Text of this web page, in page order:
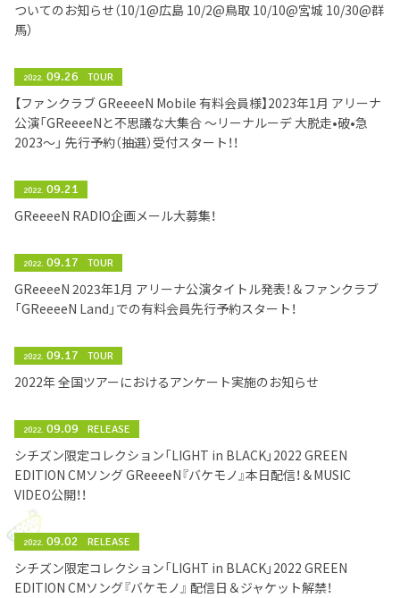
ついてのお知らせ（10/1@広島 10/2@鳥取 10/10@宮城 10/30@群
馬）
2022. 09.26 TOUR
【ファンクラブ GReeeeN Mobile 有料会員様】2023年1月 アリーナ
公演「GReeeeNと不思議な大集合 〜リーナルーデ 大脱走•破•急
2023〜」 先行予約（抽選）受付スタート！！
2022. 09.21
GReeeeN RADIO企画メール大募集！
2022. 09.17 TOUR
GReeeeN 2023年1月 アリーナ公演タイトル発表！＆ファンクラブ
「GReeeeN Land」での有料会員先行予約スタート！
2022. 09.17 TOUR
2022年 全国ツアーにおけるアンケート実施のお知らせ
2022. 09.09 RELEASE
シチズン限定コレクション「LIGHT in BLACK」2022 GREEN
EDITION CMソング GReeeeN『バケモノ』本日配信！＆MUSIC
VIDEO公開！！
2022. 09.02 RELEASE
シチズン限定コレクション「LIGHT in BLACK」2022 GREEN
EDITION CMソング『バケモノ』 配信日＆ジャケット解禁！